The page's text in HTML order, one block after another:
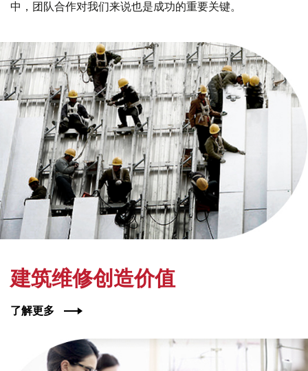
中，团队合作对我们来说也是成功的重要关键。
建筑维修创造价值
了解更多